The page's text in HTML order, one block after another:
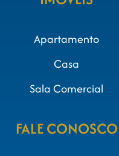
Apartamento
Casa
Sala Comercial
FALE CONOSCO